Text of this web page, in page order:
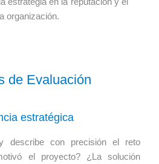
organización.
de Evaluación
estratégica
describe con precisión el reto
el proyecto? ¿La solución